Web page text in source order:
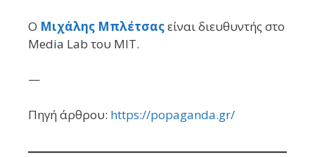
Ο Μιχάλης Μπλέτσαςείναι διευθυντής στο
Media Lab του MIT.
—
Πηγή άρθρου: https://popaganda.gr/